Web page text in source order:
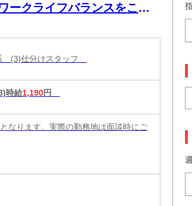
ークライフバランスをここ
(3)仕分けスタッフ
時給1,190円
なります。実際の勤務地は面談時にご